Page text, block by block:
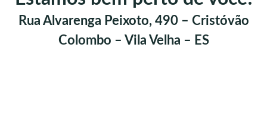
Rua Alvarenga Peixoto, 490 – Cristóvão
Colombo – Vila Velha – ES